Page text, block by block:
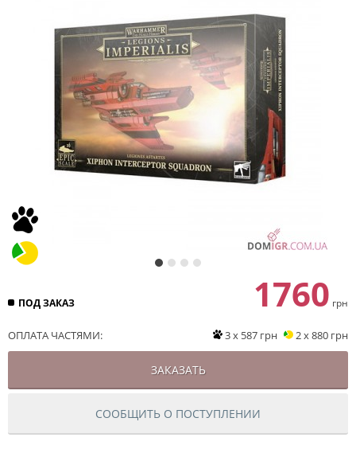
ПОД ЗАКАЗ 1760 грн
ОПЛАТА ЧАСТЯМИ: 3 x 587 грн 2 x 880 грн
ЗАКАЗАТЬ
СООБЩИТЬ О ПОСТУПЛЕНИИ